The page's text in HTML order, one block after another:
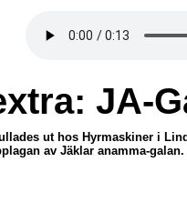
JA-
ut hos Hyrmaskiner i
av Jäklar anamma-galan.